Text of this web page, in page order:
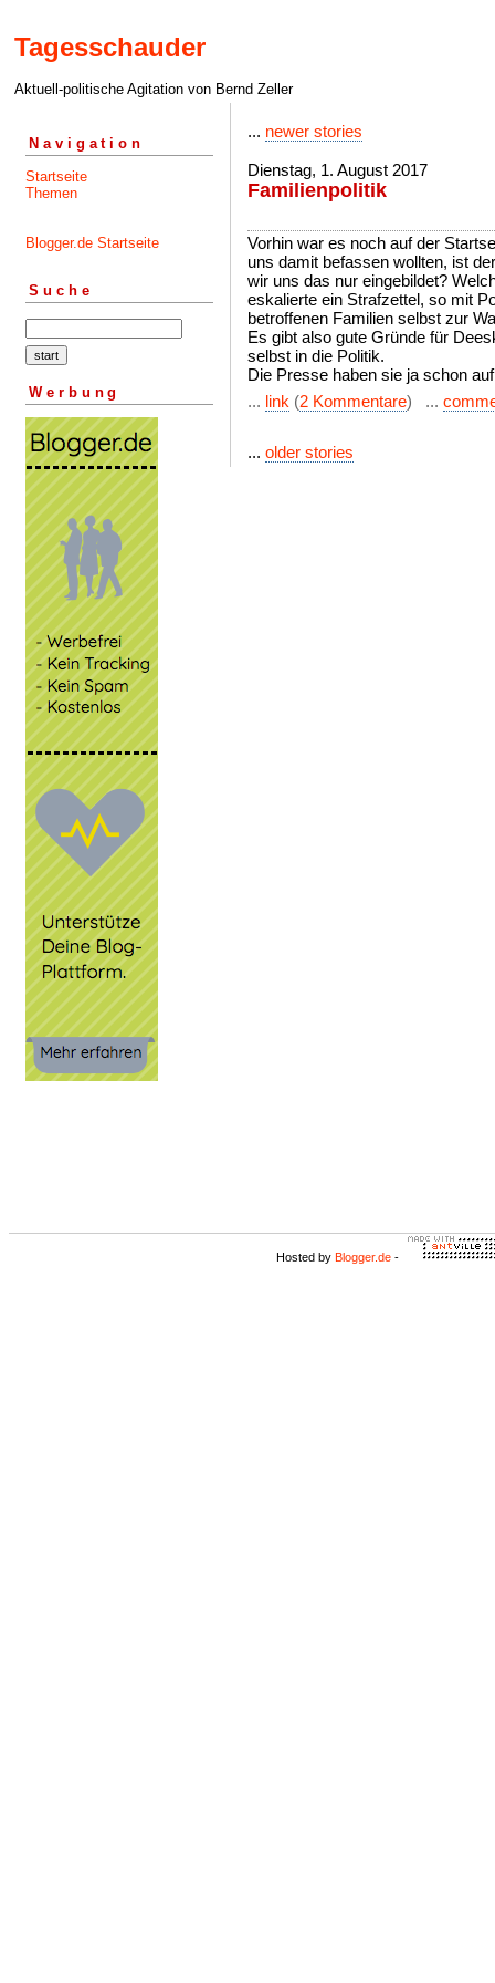
Tagesschauder
Aktuell-politische Agitation von Bernd Zeller
Navigation
Startseite
Themen
Blogger.de Startseite
Suche
Werbung
... newer stories
Dienstag, 1. August 2017
Familienpolitik
Vorhin war es noch auf der
uns damit befassen wollten, ist
wir uns das nur eingebildet?
eskalierte ein Strafzettel, so mit
betroffenen Familien selbst zur
Es gibt also gute Gründe für
selbst in die Politik.
Die Presse haben sie ja schon
... link (2 Kommentare) ...
... older stories
Hosted by Blogger.de -